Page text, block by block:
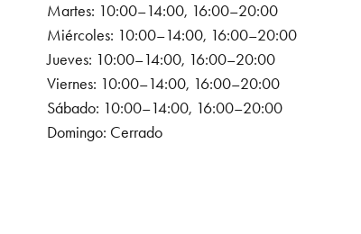
Martes: 10:00–14:00, 16:00–20:00
Miércoles: 10:00–14:00, 16:00–20:00
Jueves: 10:00–14:00, 16:00–20:00
Viernes: 10:00–14:00, 16:00–20:00
Sábado: 10:00–14:00, 16:00–20:00
Domingo: Cerrado